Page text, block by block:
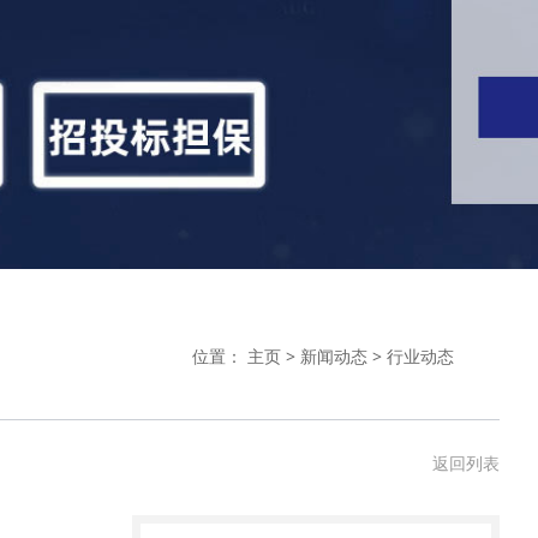
位置： 主页 > 新闻动态 > 行业动态
返回列表